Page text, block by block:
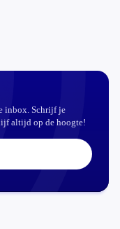
inbox. Schrijf je
altijd op de hoogte!